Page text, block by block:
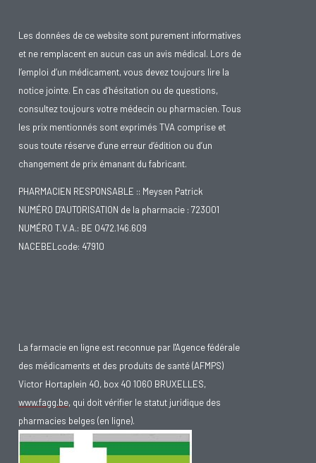
Les données de ce website sont purement informatives
et ne remplacent en aucun cas un avis médical. Lors de
l’emploi d’un médicament, vous devez toujours lire la
notice jointe. En cas d’hésitation ou de questions,
consultez toujours votre médecin ou pharmacien. Tous
les prix mentionnés sont exprimés TVA comprise et
sous toute réserve d’une erreur d’édition ou d’un
changement de prix émanant du fabricant.
PHARMACIEN RESPONSABLE :: Meysen Patrick
NUMÉRO D'AUTORISATION de la pharmacie : 723001
NUMÉRO T.V.A.: BE 0472.146.609
NACEBELcode: 47910
La farmacie en ligne est reconnue par l'Agence fédérale
des médicaments et des produits de santé (AFMPS)
Victor Hortaplein 40, box 40 1060 BRUXELLES,
www.fagg.be, qui doit vérifier le statut juridique des
pharmacies belges (en ligne).